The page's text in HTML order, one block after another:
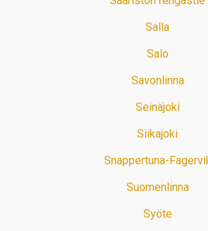
Salla
Salo
Savonlinna
Seinäjoki
Siikajoki
Snappertuna-
Suomenlinna
Syöte